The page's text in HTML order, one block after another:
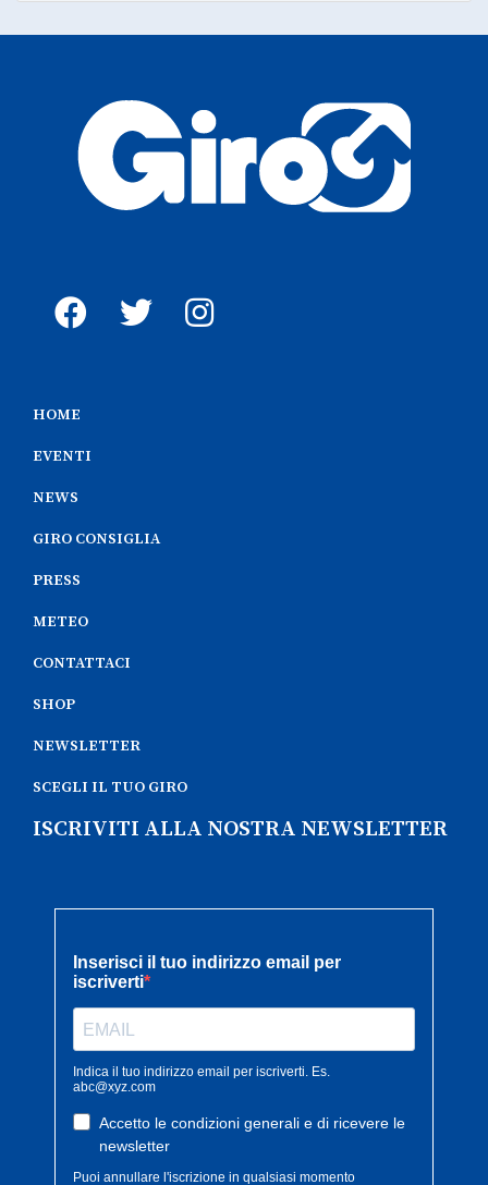
HOME
EVENTI
NEWS
GIRO CONSIGLIA
PRESS
METEO
CONTATTACI
SHOP
NEWSLETTER
SCEGLI IL TUO GIRO
ISCRIVITI ALLA NOSTRA NEWSLETTER